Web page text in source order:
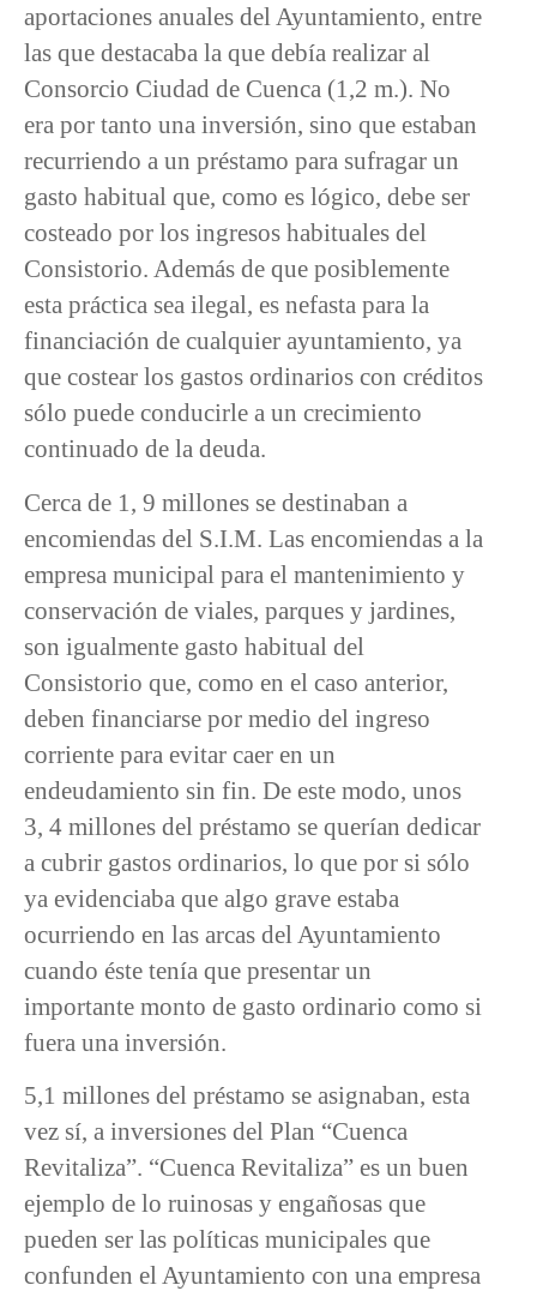
aportaciones anuales del Ayuntamiento, entre
las que destacaba la que debía realizar al
Consorcio Ciudad de Cuenca (1,2 m.). No
era por tanto una inversión, sino que estaban
recurriendo a un préstamo para sufragar un
gasto habitual que, como es lógico, debe ser
costeado por los ingresos habituales del
Consistorio. Además de que posiblemente
esta práctica sea ilegal, es nefasta para la
financiación de cualquier ayuntamiento, ya
que costear los gastos ordinarios con créditos
sólo puede conducirle a un crecimiento
continuado de la deuda.
Cerca de 1, 9 millones se destinaban a
encomiendas del S.I.M. Las encomiendas a la
empresa municipal para el mantenimiento y
conservación de viales, parques y jardines,
son igualmente gasto habitual del
Consistorio que, como en el caso anterior,
deben financiarse por medio del ingreso
corriente para evitar caer en un
endeudamiento sin fin. De este modo, unos
3, 4 millones del préstamo se querían dedicar
a cubrir gastos ordinarios, lo que por si sólo
ya evidenciaba que algo grave estaba
ocurriendo en las arcas del Ayuntamiento
cuando éste tenía que presentar un
importante monto de gasto ordinario como si
fuera una inversión.
5,1 millones del préstamo se asignaban, esta
vez sí, a inversiones del Plan “Cuenca
Revitaliza”. “Cuenca Revitaliza” es un buen
ejemplo de lo ruinosas y engañosas que
pueden ser las políticas municipales que
confunden el Ayuntamiento con una empresa